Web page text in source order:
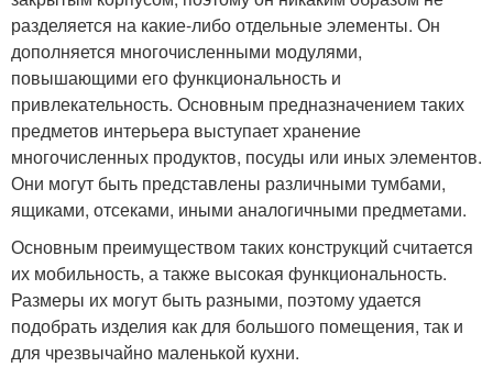
разделяется на какие-либо отдельные элементы. Он
дополняется многочисленными модулями,
повышающими его функциональность и
привлекательность. Основным предназначением таких
предметов интерьера выступает хранение
многочисленных продуктов, посуды или иных элементов.
Они могут быть представлены различными тумбами,
ящиками, отсеками, иными аналогичными предметами.
Основным преимуществом таких конструкций считается
их мобильность, а также высокая функциональность.
Размеры их могут быть разными, поэтому удается
подобрать изделия как для большого помещения, так и
для чрезвычайно маленькой кухни.